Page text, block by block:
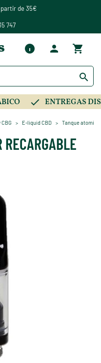
de 35€
747
ENTREGAS
E-liquid CBD Tanque
RECARGABLE